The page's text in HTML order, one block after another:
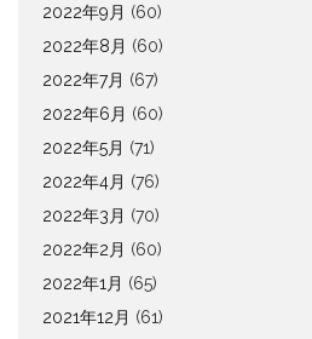
2022年9月 (60)
2022年8月 (60)
2022年7月 (67)
2022年6月 (60)
2022年5月 (71)
2022年4月 (76)
2022年3月 (70)
2022年2月 (60)
2022年1月 (65)
2021年12月 (61)